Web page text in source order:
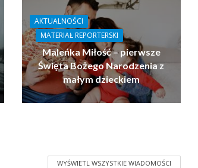
AKTUALNOŚCI
MATERIAŁ REPORTERSKI
Maleńka Miłość – pierwsze
Święta Bożego Narodzenia z
małym dzieckiem
WYŚWIETL WSZYSTKIE WIADOMOŚCI